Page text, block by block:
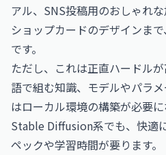
アル、SNS投稿用のおしゃれ
ショップカードのデザインま
です。
ただし、これは正直ハードル
語で組む知識、モデルやパラ
はローカル環境の構築が必要
Stable Diffusion系でも、快適
ペックや学習時間が要ります